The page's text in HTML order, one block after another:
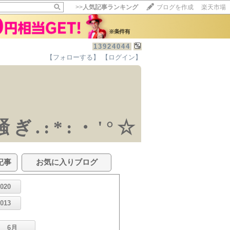
>>人気記事ランキング ブログを作成 楽天市場
13924044
【フォローする】 【ログイン】
ぎ.:*:・'°☆
事 お気に入りブログ
6月